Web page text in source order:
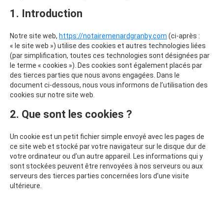
1. Introduction
Notre site web, https://notairemenardgranby.com (ci-après :
« le site web ») utilise des cookies et autres technologies liées
(par simplification, toutes ces technologies sont désignées par
le terme « cookies »). Des cookies sont également placés par
des tierces parties que nous avons engagées. Dans le
document ci-dessous, nous vous informons de l’utilisation des
cookies sur notre site web.
2. Que sont les cookies ?
Un cookie est un petit fichier simple envoyé avec les pages de
ce site web et stocké par votre navigateur sur le disque dur de
votre ordinateur ou d’un autre appareil. Les informations qui y
sont stockées peuvent être renvoyées à nos serveurs ou aux
serveurs des tierces parties concernées lors d’une visite
ultérieure.